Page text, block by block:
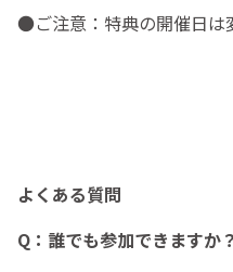
●ご注意：特典の開催日は
よくある質問
Q：誰でも参加できますか？